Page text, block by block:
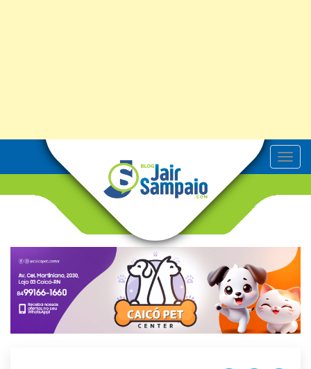
T
o
v
g
t
i
o
n